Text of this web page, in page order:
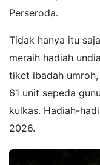
Perseroda.
Tidak hanya itu
meraih hadiah
tiket ibadah
61 unit sepeda
kulkas. Hadiah-
2026.